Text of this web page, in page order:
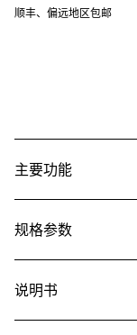
顺丰、偏远地区包邮
主要功能
规格参数
说明书